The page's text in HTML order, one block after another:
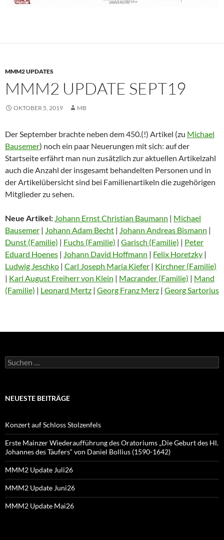
MMM2 UPDATES
MMM2 UPDATE SEPT19
OKTOBER 5, 2019 MB
Der September brachte neben dem 450.(!) Artikel (zu Michael
Bausemer) noch ein paar Neuerungen mit sich: auf der
Startseite erfährt man nun zusätzlich zur aktuellen Artikelzahl
auch die Anzahl der insgesamt behandelten Personen und in
der Artikelübersicht sind bei Familienartikeln die zugehörigen
Mitglieder zu sehen.
Neue Artikel: Johann Ernst Christian Baumann | Michael
Bausemer | Johann Adam Becht | Johann Andreas Bismann |
Dunst (Familie) | Fuchs (Familie) | Garisch (Familie) | Peter
Eduard Hoenes | Johann David Hoffmann | Felix Horetzky |
Ludwig Jeschko | Carl Joseph Maria Kiefer | Kirchner (Familie)
| Karl August Freiherr von Klein | Macrander (Familie) | Mand
(Familie) | Leonard Mertz | Georg Franz Merz | Georg Sartorius
Suchen
nach:
NEUESTE BEITRÄGE
Konzert auf Schloss Stolzenfels
Erste Mainzer Wiederaufführung des Oratoriums „Die Geburt des Hl.
Johannes des Täufers“ von Daniel Bollius (1590-1642)
MMM2 Update Juli26
MMM2 Update Juni26
MMM2 Update Mai26